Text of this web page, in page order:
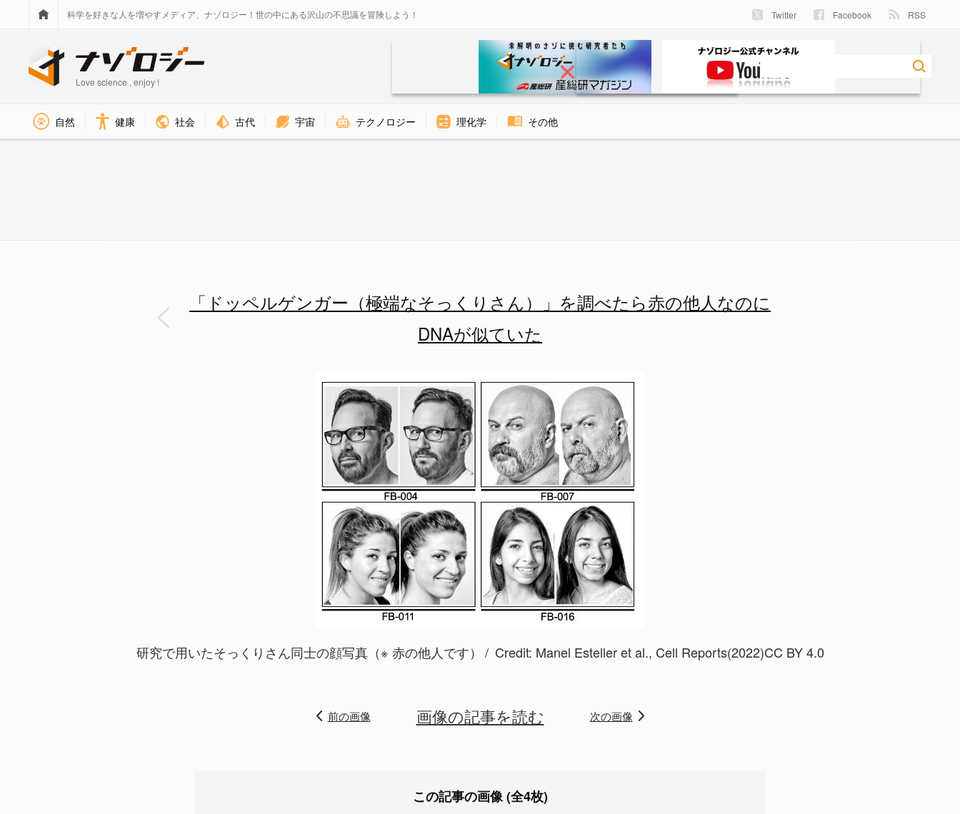
科学を好きな人を増やすメディア、ナゾロジー！世の中にある沢山の不思議を冒険しよう！ Twitter Facebook RSS
Love science , enjoy !
自然 健康 社会 古代 宇宙 テクノロジー 理化学 その他
「ドッペルゲンガー（極端なそっくりさん）」を調べたら赤の他人なのに
DNAが似ていた
研究で用いたそっくりさん同士の顔写真（※ 赤の他人です） Credit: Manel Esteller et al., Cell Reports(2022)CC BY 4.0
前の画像 画像の記事を読む 次の画像
この記事の画像 (全4枚)